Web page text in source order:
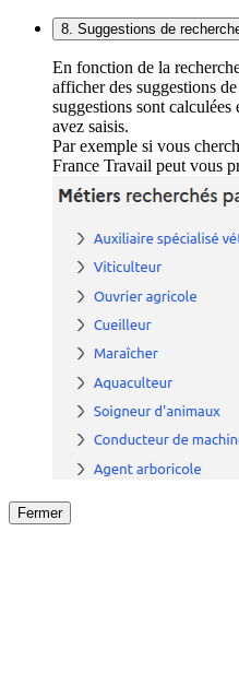
8. Suggestions de
En fonction de la
afficher des suggestions
suggestions sont
avez saisis.
Par exemple si vous
France Travail peut vous
Fermer